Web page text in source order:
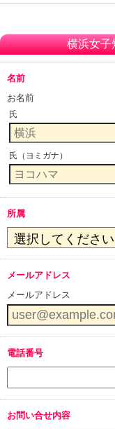
横浜女子
名前
お名前
氏
氏（ヨミガナ）
所属
メールアドレス
メールアドレス
電話番号
お問い合せ内容